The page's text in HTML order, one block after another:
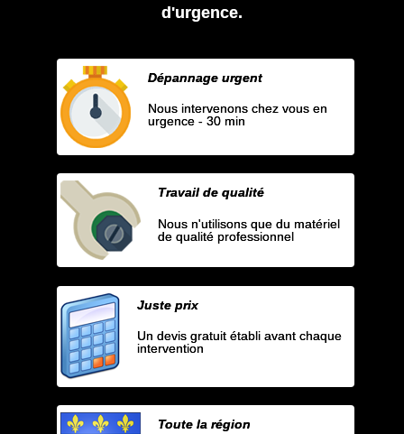
d'urgence.
Dépannage urgent
Nous intervenons chez vous en
urgence - 30 min
Travail de qualité
Nous n'utilisons que du matériel
de qualité professionnel
Juste prix
Un devis gratuit établi avant chaque
intervention
Toute la région